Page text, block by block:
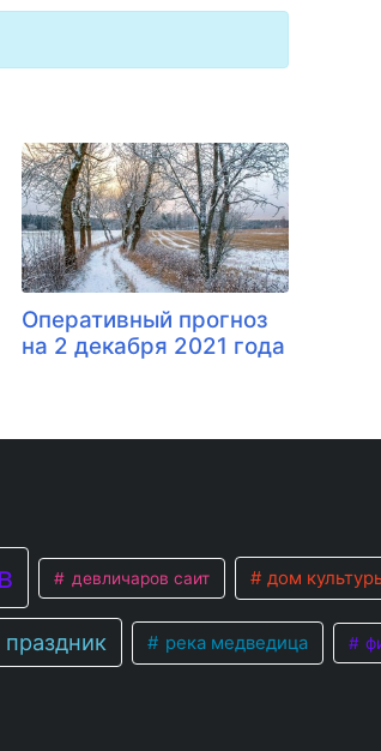
Оперативный прогноз
на 2 декабря 2021 года
девличаров саит дом
праздник река медведица